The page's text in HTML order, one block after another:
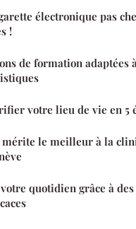
électronique pas
!
de formation adaptées
votre lieu de vie en 5
le meilleur à la
quotidien grâce à des